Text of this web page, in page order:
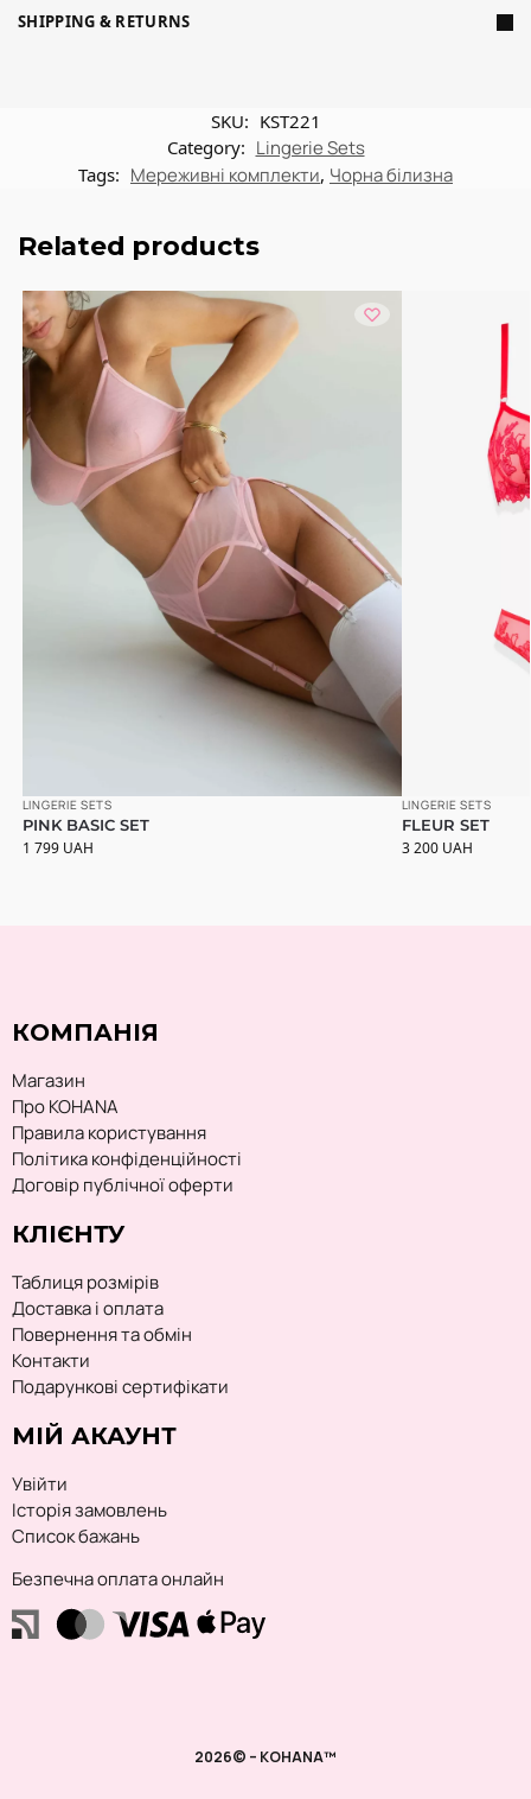
SHIPPING & RETURNS
SKU: KST221
Category: Lingerie Sets
Tags: Мереживні комплекти, Чорна білизна
Related products
LINGERIE SETS
PINK BASIC SET
1 799 UAH
LINGERIE SETS
FLEUR SET
3 200 UAH
КОМПАНІЯ
Магазин
Про KOHANA
Правила користування
Політика конфіденційності
Договір публічної оферти
КЛІЄНТУ
Таблиця розмірів
Доставка і оплата
Повернення та обмін
Контакти
Подарункові сертифікати
МІЙ АКАУНТ
Увійти
Історія замовлень
Список бажань
Безпечна оплата онлайн
2026© – KOHANA™